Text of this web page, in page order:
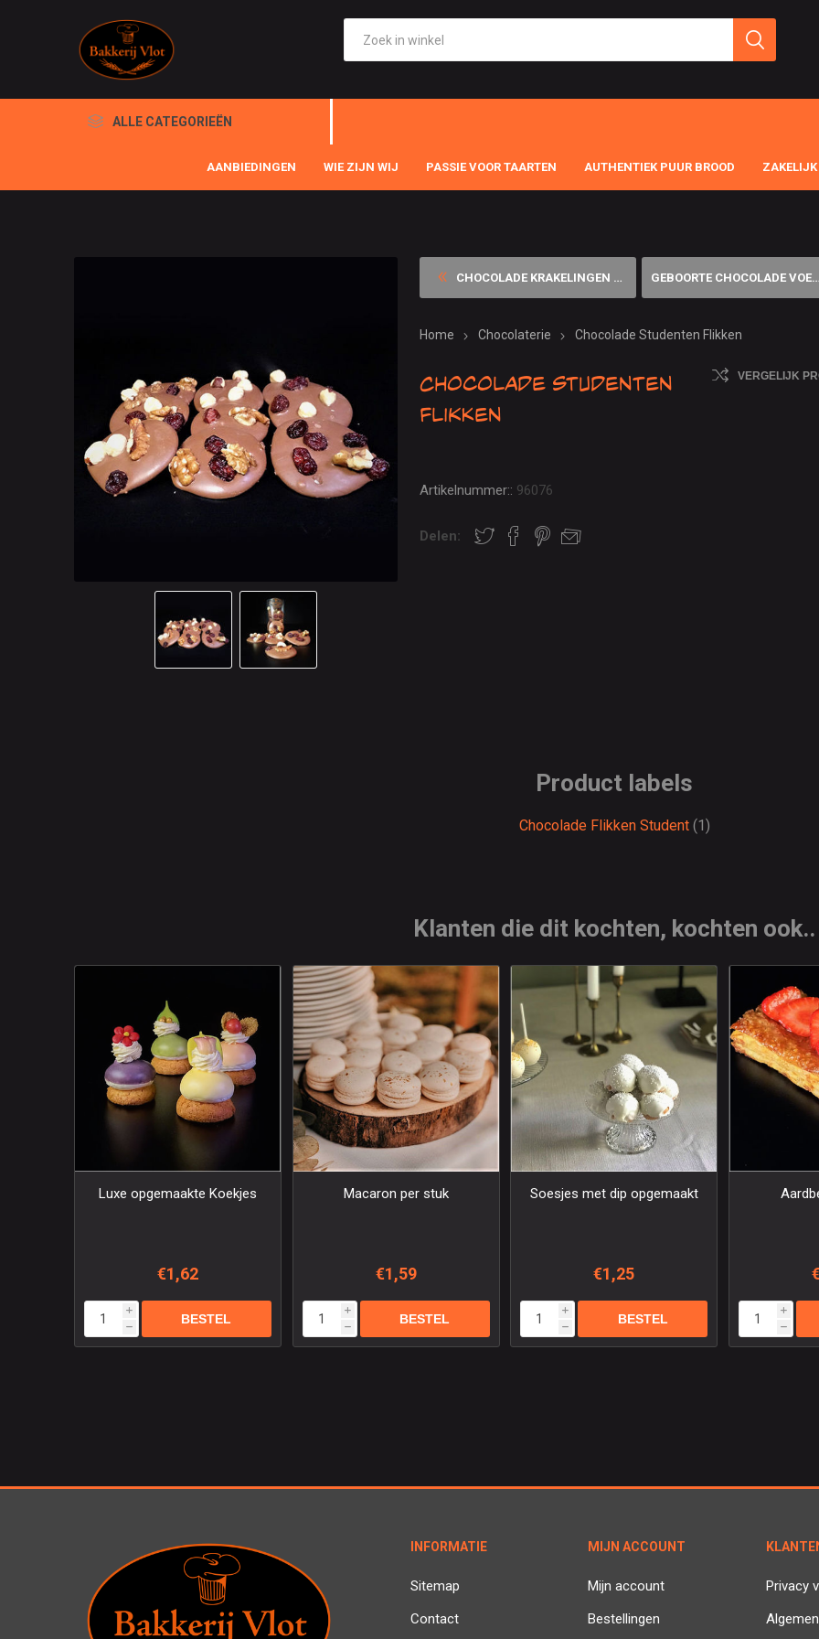
ALLE CATEGORIEËN
AANBIEDINGEN WIE ZIJN WIJ PASSIE VOOR TAARTEN AUTHENTIEK PUUR BROOD ZAKELIJK
CHOCOLADE KRAKELINGEN PUUR ... GEBOORTE CHOCOLADE VOETJES ...
Home Chocolaterie Chocolade Studenten Flikken
Chocolade Studenten
Flikken
VERGELIJK
Artikelnummer:: 96076
Delen:
Product labels
Chocolade Flikken Student (1)
Klanten die dit kochten, kochten ook..
Luxe opgemaakte Koekjes
€1,62
i
h
Macaron per stuk
€1,59
i
h
Soesjes met dip opgemaakt
€1,25
i
h
i
h
INFORMATIE
Sitemap
Contact
MIJN ACCOUNT
Mijn account
Bestellingen
Privacy